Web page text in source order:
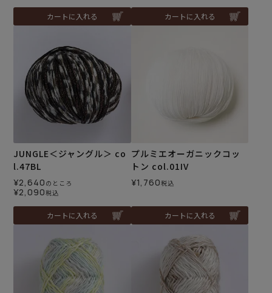
カートに入れる カートに入れる
JUNGLE＜ジャングル＞ co
l.47BL
¥2,640 のところ
¥2,090税込
カートに入れる
プルミエオーガニックコッ
トン col.01IV
¥1,760税込
カートに入れる